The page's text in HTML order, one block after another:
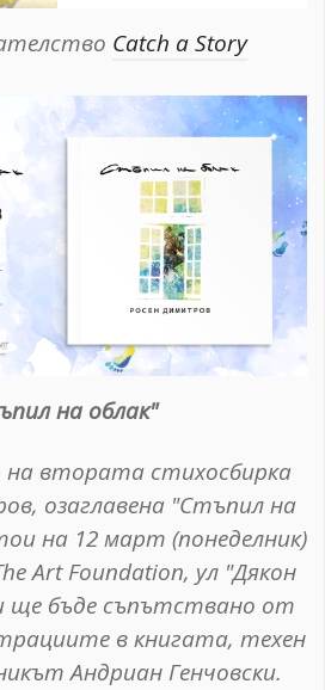
Catch a Story
на облак"
втората стихосбирка
озаглавена "Стъпил на
на 12 март (понеделник)
Art Foundation, ул "Дякон
ще бъде съпътствано от
в книгата, техен
Андриан Генчовски.